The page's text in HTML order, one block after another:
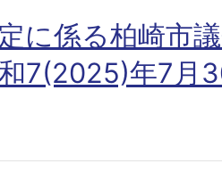
に係る柏崎市
7(2025)年7月